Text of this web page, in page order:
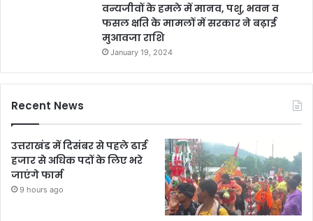
वन्यजीवों के हमले में मानव, पशु, भवन व
फसल क्षति के मामलों में सरकार ने बढ़ाई
मुआवजा राशि
January 19, 2024
Recent News
उत्तराखंड में दिसंबर से पहले ढाई
हजार से अधिक पदों के लिए भरे
जाएंगे फार्म
9 hours ago